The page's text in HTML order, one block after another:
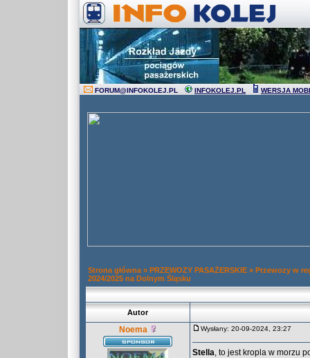
FORUM@INFOKOLEJ.PL INFOKOLEJ.PL WERSJA
Strona główna » PRZEWOZY PASAŻERSKIE » Przewozy w
2024/2025 na Dolnym Śląsku
Autor
Noema Wysłany: 20-09-2024, 23:27
Stella, to jest kropla w morzu